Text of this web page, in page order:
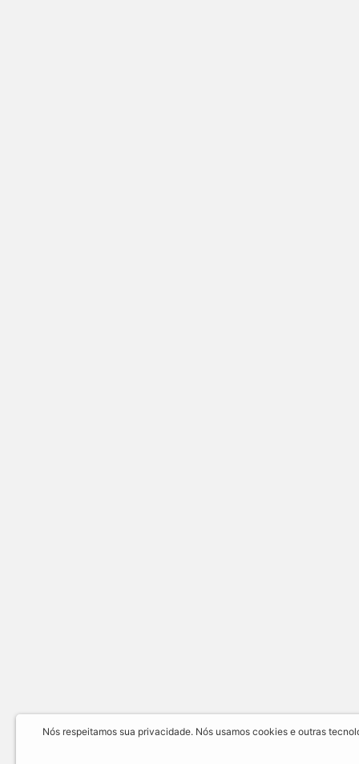
Nós respeitamos sua privacidade. Nós usamos cookies e outras